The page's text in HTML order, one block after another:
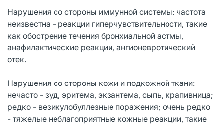
Нарушения со стороны иммунной системы: частота
неизвестна - реакции гиперчувствительности, такие
как обострение течения бронхиальной астмы,
анафилактические реакции, ангионевротический
отек.
Нарушения со стороны кожи и подкожной ткани:
нечасто - зуд, эритема, экзантема, сыпь, крапивница;
редко - везикулобуллезные поражения; очень редко
- тяжелые неблагоприятные кожные реакции, такие